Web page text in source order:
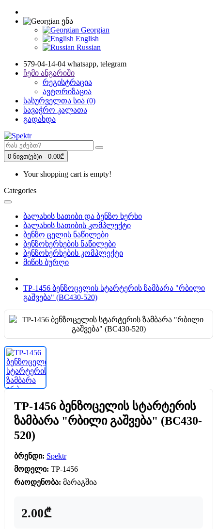
ენა
Georgian
English
Russian
579-04-14-04 whatsapp, telegram
ჩემი ანგარიში
რეგისტრაცია
ავტორიზაცია
სასურველთა სია (0)
სავაჭრო კალათა
გადახდა
0 ნივთ(ებ)ი - 0.00₾
Your shopping cart is empty!
Categories
ბალახის სათიბი და ბენზო ხერხი
ბალახის სათიბის კომპლექტი
ბენზო ცელის ნაწილები
ბენზოხერხების ნაწილები
ბენზოხერხების კომპლექტი
მიწის ბურღი
TP-1456 ბენზოცელის სტარტერის ზამბარა "რბილი
გაშვება" (BC430-520)
TP-1456 ბენზოცელის სტარტერის
ზამბარა "რბილი გაშვება" (BC430-
520)
ბრენდი: Spektr
მოდელი: TP-1456
რაოდენობა: მარაგშია
2.00₾